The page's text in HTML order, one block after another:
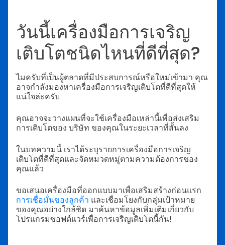
วันนี้เครื่องมือการเจริญ
เติบโตชนิดไหนที่ดีที่สุด?
ไมครับที่เป็นผู้ตลาดที่มีประสบการณ์หรือใหม่เข้ามา คุณ
อาจกำลังมองหาเครื่องมือการเจริญเติบโตที่ดีที่สุดให้
แน่ใจล่ะครับ
คุณอาจจะวางแผนที่จะใช้เครื่องมือเหล่านี้เพื่อส่งเสริม
การเติบโตของ บริษัท ของคุณในระยะเวลาที่สั้นลง
ในบทความนี้ เราได้ระบุรายการเครื่องมือการเจริญ
เติบโตที่ดีที่สุดและจัดหมวดหมู่ตามความต้องการของ
คุณแล้ว
ขอเสนอเครื่องมือที่ออกแบบมาเพื่อเสริมสร้างก่อนแรก
การเชื่อมั่นของลูกค้า และเชื่อมโยงกับกลุ่มเป้าหมาย
ของคุณอย่างใกล้ชิด มาค้นหาข้อมูลเพิ่มเติมเกี่ยวกับ
โปรแกรมซอฟต์แวร์เพื่อการเจริญเติบโตนี้กัน!